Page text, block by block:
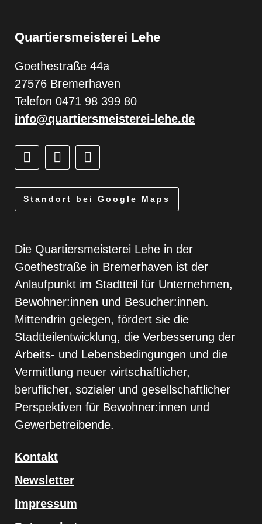
Quartiersmeisterei Lehe
Goethestraße 44a
27576 Bremerhaven
Telefon 0471 98 399 80
info@quartiersmeisterei-lehe.de
Standort bei Google Maps
Die Quartiersmeisterei Lehe in der
Goethestraße in Bremerhaven ist der
Anlaufpunkt im Stadtteil für Unternehmen,
Bewohner:innen und Besucher:innen.
Mittendrin gelegen, fördert sie die
Stadtteilentwicklung, die Verbesserung der
Arbeits- und Lebensbedingungen und die
Vermittlung neuer wirtschaftlicher,
beruflicher, sozialer und gesellschaftlicher
Perspektiven für Bewohner:innen und
Gewerbetreibende.
Kontakt
Newsletter
Impressum